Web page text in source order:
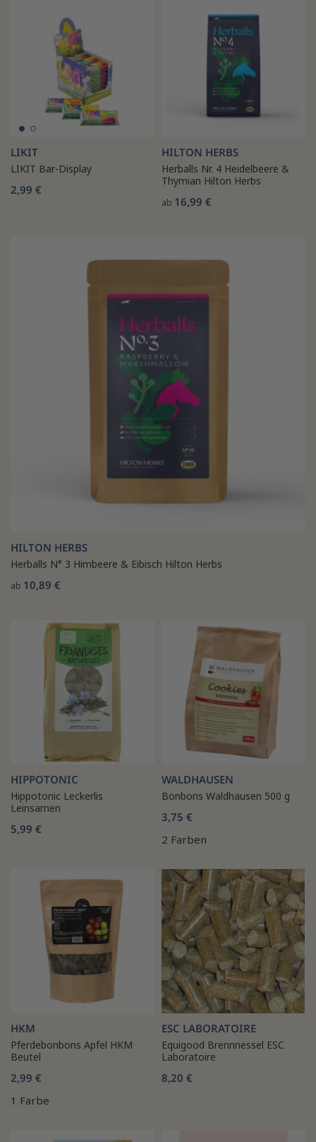
LIKIT
LIKIT Bar-Display
2,99 €
HILTON HERBS
Herballs Nr. 4 Heidelbeere &
Thymian Hilton Herbs
ab 16,99 €
HILTON HERBS
Herballs N° 3 Himbeere & Eibisch Hilton Herbs
ab 10,89 €
HIPPOTONIC
Hippotonic Leckerlis
Leinsamen
5,99 €
WALDHAUSEN
Bonbons Waldhausen 500 g
3,75 €
2 Farben
HKM
Pferdebonbons Apfel HKM
Beutel
2,99 €
1 Farbe
ESC LABORATOIRE
Equigood Brennnessel ESC
Laboratoire
8,20 €